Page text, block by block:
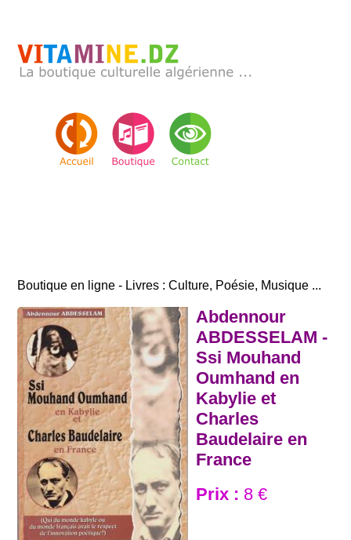
Boutique en ligne - Livres : Culture, Poésie, Musique ...
Abdennour
ABDESSELAM -
Ssi Mouhand
Oumhand en
Kabylie et
Charles
Baudelaire en
France
Prix : 8 €